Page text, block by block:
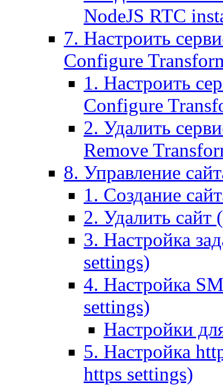
NodeJS RTC
7. Настроить
Configure
1. Настроить
Configure
2. Удалить
Remove
8. Управление
1. Создание
2. Удалить сайт
3. Настройка
settings)
4. Настройка
settings)
Настройки
5. Настройка
https settings)